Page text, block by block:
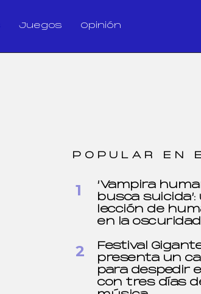
Juegos Opinión
POPULAR EN
‘Vampira
busca suicida’:
lección de
en la oscuridad
Festival
presenta un
para despedir
con tres días